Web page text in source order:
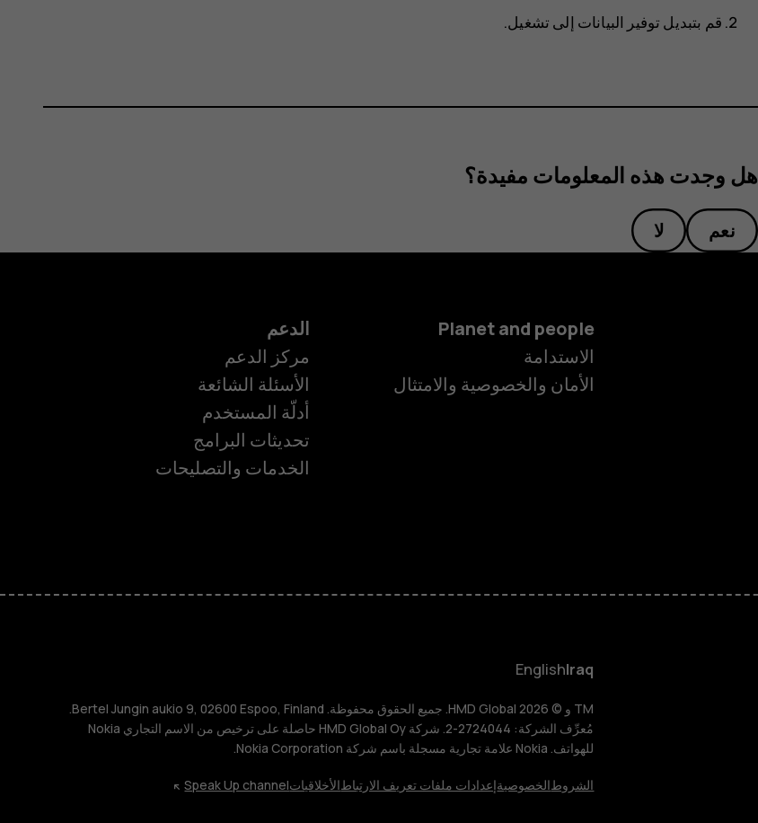
HMD Terra M
HMD DUB
HMD Watch
للأعمال
قم بتبديل توفير البيانات إلى تشغيل.
هل وجدت هذه المعلومات مفيدة؟
نعم لا
Planet and people
الاستدامة
الأمان والخصوصية والامتثال
الدعم
مركز الدعم
الأسئلة الشائعة
أدلّة المستخدم
تحديثات البرامج
الخدمات والتصليحات
Iraq
English
TM و © 2026 HMD Global. جميع الحقوق محفوظة. Bertel Jungin aukio 9, 02600 Espoo, Finland.
مُعرِّف الشركة: 2724044-2. شركة HMD Global Oy حاصلة على ترخيص من الاسم التجاري Nokia
للهواتف. Nokia علامة تجارية مسجلة باسم شركة Nokia Corporation.
الشروطالخصوصيةإعدادات ملفات تعريف الارتباطالأخلاقياتSpeak Up channel